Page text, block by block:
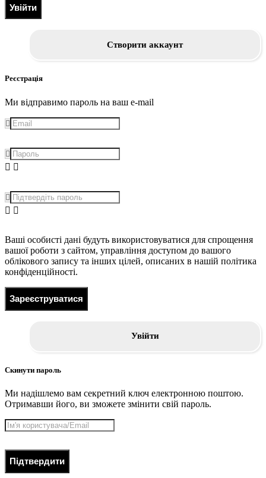
Увійти
Створити аккаунт
Реєстрація
Ми відправимо пароль на ваш e-mail
Ваші особисті дані будуть використовуватися для спрощення
вашої роботи з сайтом, управління доступом до вашого
облікового запису та інших цілей, описаних в нашій політика
конфіденційності.
Зареєструватися
Увійти
Скинути пароль
Ми надішлемо вам секретний ключ електронною поштою.
Отримавши його, ви зможете змінити свій пароль.
Підтвердити